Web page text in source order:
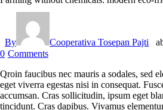
By Cooperativa Tosepan Pajti
0 Comments
Qroin faucibus nec mauris a sodales, sed
eget viverra egestas nisi in consequat.
accumsan. Cras sollicitudin, ipsum eget
tincidunt. Cras dapibus. Vivamus